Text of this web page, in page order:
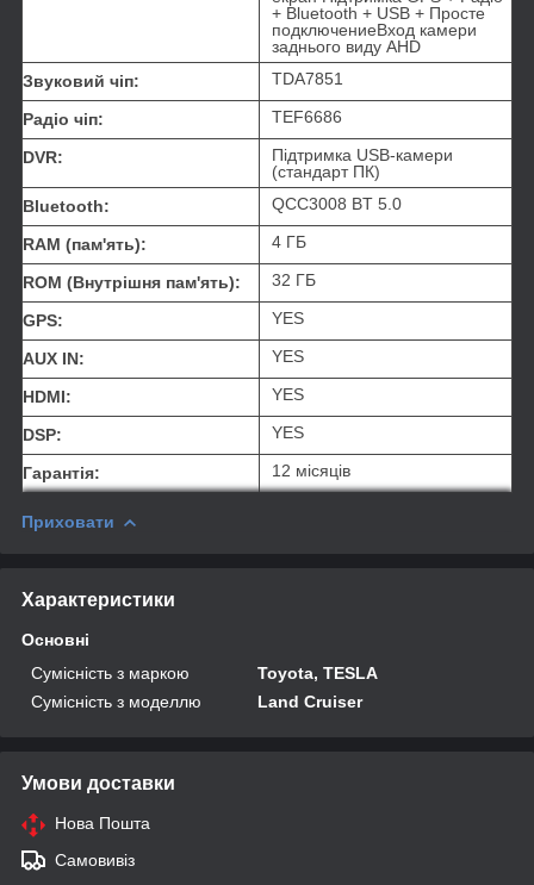
+ Bluetooth + USB + Просте
подключениеВход камери
заднього виду AHD
Звуковий чіп:
TDA7851
Радіо чіп: TEF6686
DVR:
Підтримка USB-камери
(стандарт ПК)
Bluetooth:
QCC3008 BT 5.0
RAM (пам'ять): 4 ГБ
ROM (Внутрішня пам'ять): 32 ГБ
GPS: YES
AUX IN: YES
HDMI: YES
DSP: YES
Гарантія: 12 місяців
Приховати
Характеристики
Основні
Сумісність з маркою
Toyota, TESLA
Сумісність з моделлю
Land Cruiser
Умови доставки
Нова Пошта
Самовивіз